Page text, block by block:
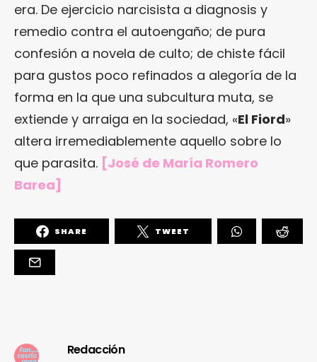
era. De ejercicio narcisista a diagnosis y
remedio contra el autoengaño; de pura
confesión a novela de culto; de chiste fácil
para gustos poco refinados a alegoría de la
forma en la que una subcultura muta, se
extiende y arraiga en la sociedad, «El Fiord»
altera irremediablemente aquello sobre lo
que parasita. [José de María Romero
Barea]
SHARE TWEET
Redacción